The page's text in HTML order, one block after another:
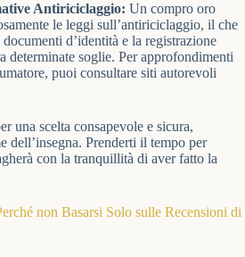
Antiriciclaggio: Un compro oro
le leggi sull’antiriciclaggio, il che
d’identità e la registrazione
determinate soglie. Per approfondimenti
puoi consultare siti autorevoli
una scelta consapevole e sicura,
dell’insegna. Prenderti il tempo per
con la tranquillità di aver fatto la
non Basarsi Solo sulle Recensioni di